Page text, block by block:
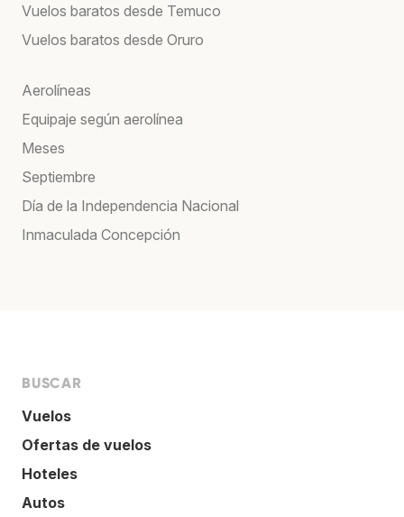
Vuelos baratos desde Temuco
Vuelos baratos desde Oruro
Aerolíneas
Equipaje según aerolínea
Meses
Septiembre
Día de la Independencia Nacional
Inmaculada Concepción
BUSCAR
Vuelos
Ofertas de vuelos
Hoteles
Autos